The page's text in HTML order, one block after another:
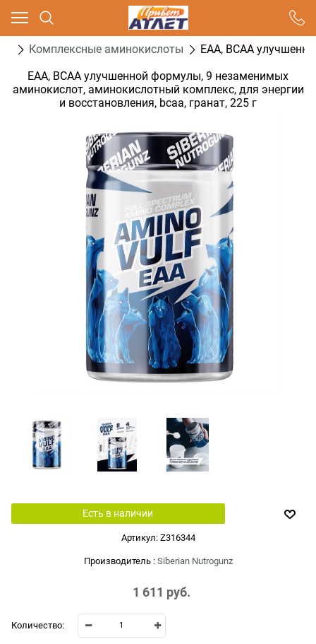
Комплексные аминокислоты
ЕАА, BCAA
ЕАА, BCAA улучшенной формулы, 9 незаменимых
аминокислот, аминокислотный комплекс, для энергии
и восстановления, bcaa, гранат, 225 г
Есть в наличии
Артикул: Z316344
Производитель : Siberian Nutrogunz
1 611 руб.
Количество:
Ваш город - Москва,
угадали?
ДА НЕТ